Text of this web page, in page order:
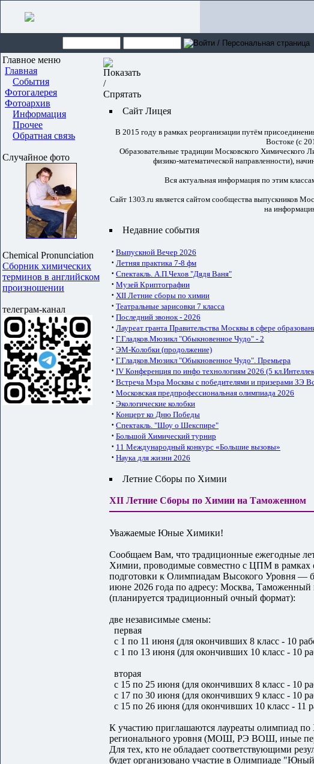
Главное меню
Главная
События
Фотогалерея
Фотоархив
Информация
Прочее
Обратная связь
Случайное фото
Chemical Pronunciation
Сборник химических
терминов в английском
произношении
телеграм-канал
Сайт Лицея
В 2015 году в рамках реорганизации путём
Востоке (с
Образовательные традиции Московского Химического
физико-математической направленности),
Вся актуальная информация по этим
Сайт 1303.ru является сайтом сообщества выпускников
на
Недавние события
· Выпускной Вечер 2026
· Летняя практика 7-8 фм
· Спектакль. А.П.Чехов "Дядя Ваня"
· Музей Криптографии
· XII Летние сборы по химии
· Театральные зарисовки 7 класса
· Последний звонок - 2026
· Лауреат гранта Правительства Москвы в сфере
· Г.Гладков.Мюзикл "Обыкновенное Чудо" - 2
· ЭМ-Колобки (продолжение)
· Г.Гладков.Мюзикл "Обыкновенное Чудо". Премьера
· IV Конференция по инфо технологиям 2026 (5
· Встреча Мэра Москвы с победителями и призерами ЗЭ
· Московская предпрофессиональная олимпиада 2026
· Экологические колобки
· Концерт ко Дню Победы
· Спектакль. "Шоу о Шекспире"
· Большой Химический турнир
· 11 Международный конкурс «Большие вызовы»
· Наука для жизни 2026
Летние Сборы по Химии
XII Летние Сборы по Химии на Таможенном
Уважаемые Юные Химики!
Сообщаем Вам, что традиционные ежегодные
Химии, проводимые совместно с ЦПМ в рамках
подготовки к Олимпиадам Высокого Уровня —
июне 2026 года по адресу: Москва, Таможенный
(планируется традиционный очный формат):
две независимые смены:
первая
с 1 по 11 июня (для окончивших 8 класс - 10
с 1 по 13 июня (для окончивших 10 класс - 10
вторая
с 15 по 25 июня (для окончивших 8 класс - 10
с 17 по 30 июня (для окончивших 9 класс - 10
с 15 по 26 июня (для окончивших 10 класс - 11
К участию приглашаются лауреаты олимпиад
регионального уровня (МОШ, РЭ ВОШ, иные
Для тех, кто не обладает соответствующими
будет организовано участие в Олимпиаде